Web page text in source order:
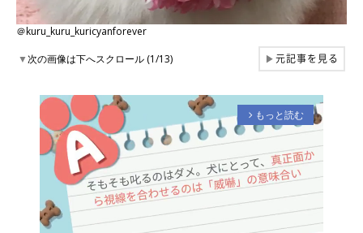
＠kuru_kuru_kuricyanforever
▼次の画像は下へスクロール (1/13) ▶元記事を見る
arrow_forward_ios もっと読む